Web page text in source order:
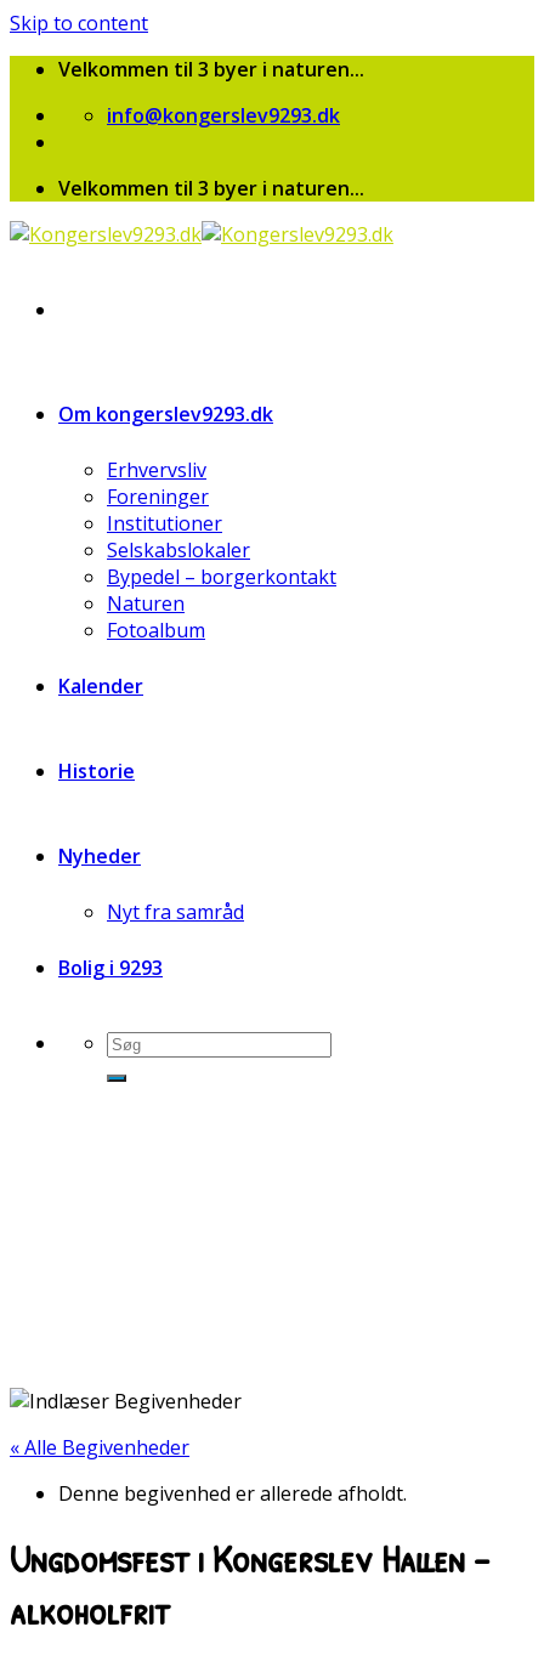
Skip to content
Velkommen til 3 byer i naturen...
info@kongerslev9293.dk
Velkommen til 3 byer i naturen...
Om kongerslev9293.dk
Erhvervsliv
Foreninger
Institutioner
Selskabslokaler
Bypedel – borgerkontakt
Naturen
Fotoalbum
Kalender
Historie
Nyheder
Nyt fra samråd
Bolig i 9293
« Alle Begivenheder
Denne begivenhed er allerede afholdt.
Ungdomsfest i Kongerslev Hallen –
alkoholfrit